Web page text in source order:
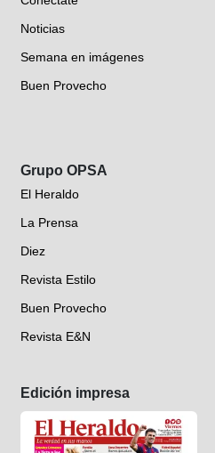
Noticias
Semana en imágenes
Buen Provecho
Grupo OPSA
El Heraldo
La Prensa
Diez
Revista Estilo
Buen Provecho
Revista E&N
Edición impresa